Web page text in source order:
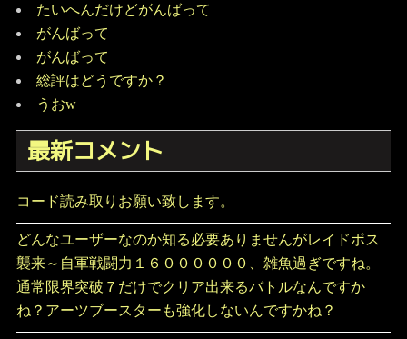
たいへんだけどがんばって
がんばって
がんばって
総評はどうですか？
うおw
最新コメント
コード読み取りお願い致します。
どんなユーザーなのか知る必要ありませんがレイドボス
襲来～自軍戦闘力１６００００００、雑魚過ぎですね。
通常限界突破７だけでクリア出来るバトルなんですか
ね？アーツブースターも強化しないんですかね？